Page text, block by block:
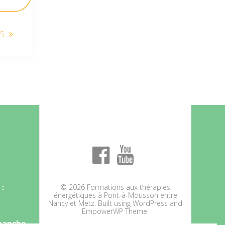
© 2026 Formations aux thérapies
énergétiques à Pont-à-Mousson entre
Nancy et Metz. Built using WordPress and
EmpowerWP Theme.